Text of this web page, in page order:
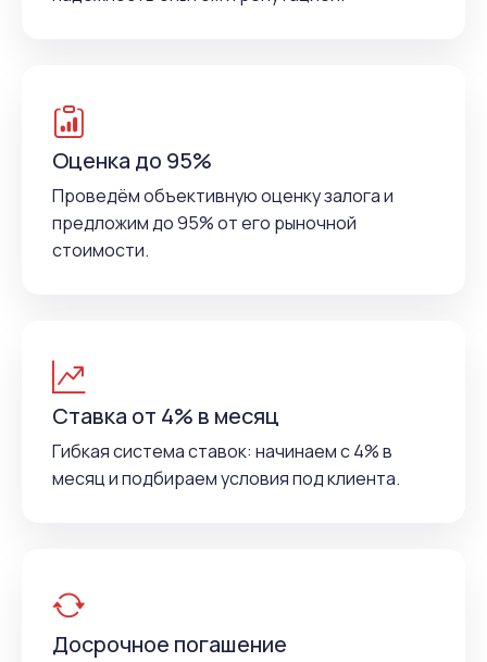
Оценка до 95%
Проведём объективную оценку залога и
предложим до 95% от его рыночной
стоимости.
Ставка от 4% в месяц
Гибкая система ставок: начинаем с 4% в
месяц и подбираем условия под клиента.
Досрочное погашение